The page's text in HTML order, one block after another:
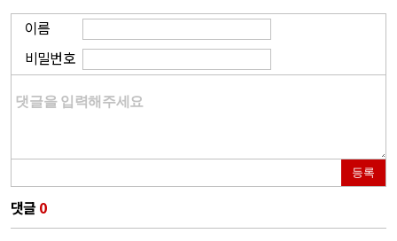
이름
비밀번호
등록
댓글 0